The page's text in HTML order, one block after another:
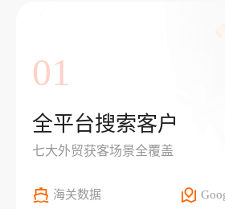
01
全平台搜索客户
七大外贸获客场景全覆盖
海关数据